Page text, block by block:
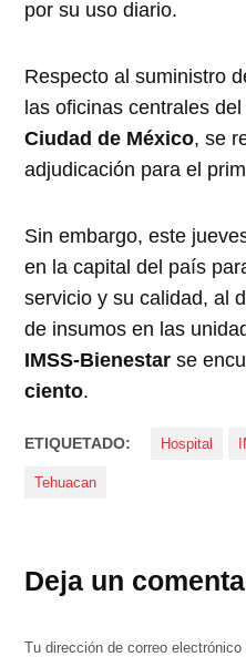
por su uso diario.
Respecto al suministro
las oficinas centrales del
Ciudad de México, se
adjudicación para el
Sin embargo, este
en la capital del país
servicio y su calidad, al
de insumos en las
IMSS-Bienestar se
ciento.
ETIQUETADO: Hospital
Tehuacan
Deja un
Tu dirección de correo